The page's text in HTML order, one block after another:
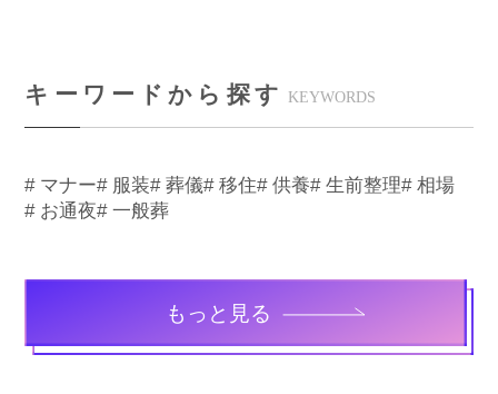
キーワードから探す KEYWORDS
# マナー# 服装# 葬儀# 移住# 供養# 生前整理# 相場
# お通夜# 一般葬
もっと見る